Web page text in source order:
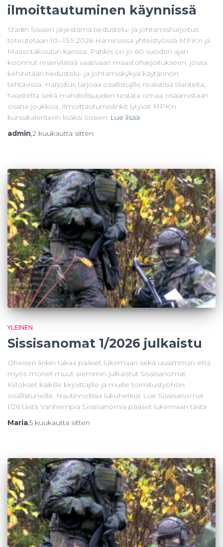
ilmoittautuminen käynnissä
Stadin Sissien järjestämä tiedustelu- ja johtamisharjoitus
toteutetaan 10.–13.9.2026 Haminassa yhteistyössä MPK:n ja
Maasotakoulun kanssa. Pahkis on jo 60 vuoden ajan
koonnut reserviläisiä vaativaan maastoharjoitukseen, jossa
kehitetään tiedustelu- ja johtamiskykyä käytännön
tehtävissä. Harjoitus tarjoaa osallistujille realistisia tilanteita,
haastetta sekä mahdollisuuden testata omaa osaamistaan
osana joukkoa. Ilmoittautumislinkit lytyvät MPK:n
kurssikalenterin lisäksi Sissien Lue lisää
admin,2 kuukautta sitten
YLEINEN
Sissisanomat 1/2026 julkaistu
Oheisen linkin takaa pääset lukemaan sekä uusimman että
myös monet muut aiemmin julkaistut Sissisanomat.
Kiitokset kaikille kirjoittajille ja muille toimitustyöhön
osallistuneille. Nautinnollisia lukuhetkiä! Lue Sissisanomat
1/26 tästä Vanhempia Sissisanomia pääset lukemaan tästä
Maria,5 kuukautta sitten